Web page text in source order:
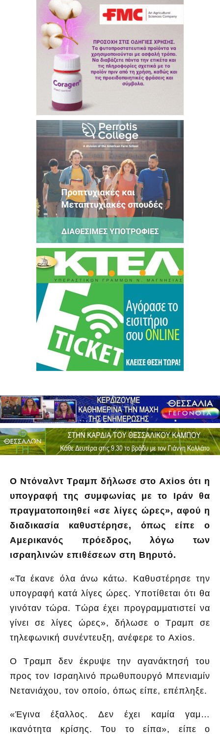
Ο Ντόναλντ Τραμπ δήλωσε στο Axios ότι η
υπογραφή της συμφωνίας με το Ιράν θα
πραγματοποιηθεί «σε λίγες ώρες», αφού η
διαδικασία καθυστέρησε, όπως είπε ο
Αμερικανός πρόεδρος, λόγω των
ισραηλινών επιθέσεων στη Βηρυτό.
«Τα έκανε όλα άνω κάτω. Καθυστέρησε την
υπογραφή κατά λίγες ώρες. Υποτίθεται ότι θα
γινόταν τώρα. Τώρα έχει προγραμματιστεί να
γίνει σε λίγες ώρες», δήλωσε ο Τραμπ σε
τηλεφωνική συνέντευξη, ανέφερε το Axios.
Ο Τραμπ δεν έκρυψε την αγανάκτησή του
προς τον Ισραηλινό πρωθυπουργό Μπενιαμίν
Νετανιάχου, τον οποίο, όπως είπε, επέπληξε.
«Έγινα έξαλλος. Δεν έχει καμία γαμ…
ικανότητα κρίσης. Του το είπα», είπε ο